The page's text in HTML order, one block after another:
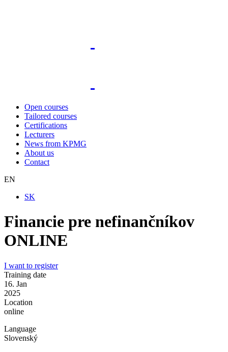
Open courses
Tailored courses
Certifications
Lecturers
News from KPMG
About us
Contact
EN
SK
Financie pre nefinančníkov
ONLINE
I want to register
Training date
16. Jan
2025
Location
online
Language
Slovenský